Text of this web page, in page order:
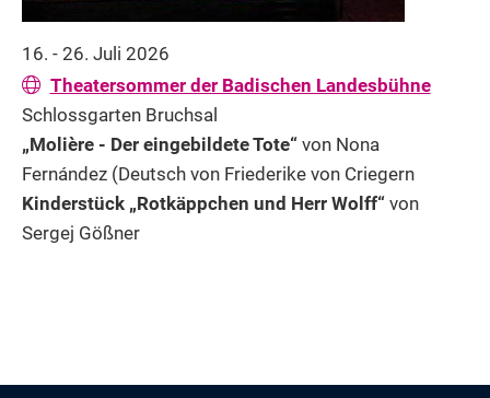
16. - 26. Juli 2026
Theatersommer der Badischen Landesbühne
Schlossgarten Bruchsal
„Molière - Der eingebildete Tote“ von Nona
Fernández (Deutsch von Friederike von Criegern
Kinderstück „Rotkäppchen und Herr Wolff“ von
Sergej Gößner